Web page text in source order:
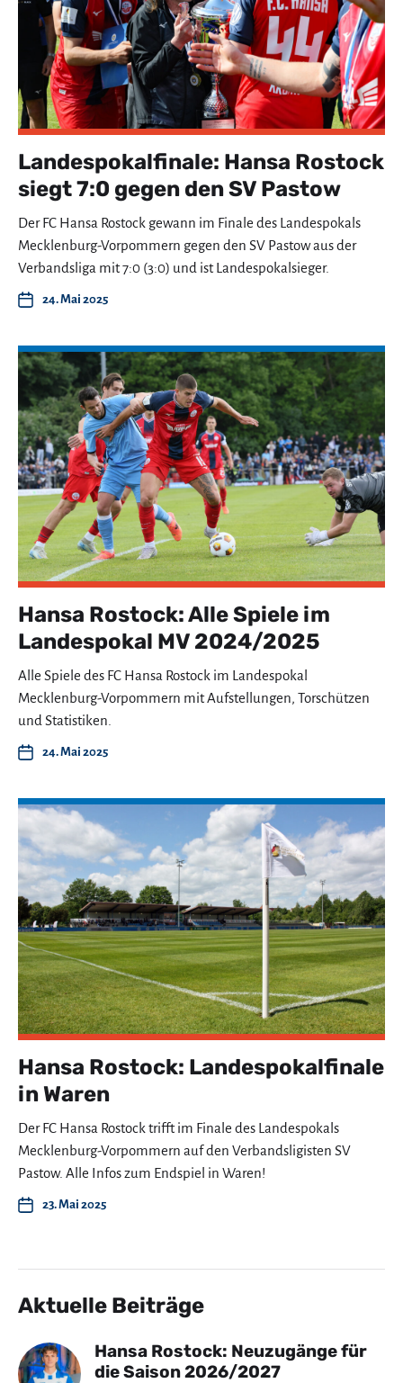
Landespokalfinale: Hansa Rostock
siegt 7:0 gegen den SV Pastow
Der FC Hansa Rostock gewann im Finale des Landespokals
Mecklenburg-Vorpommern gegen den SV Pastow aus der
Verbandsliga mit 7:0 (3:0) und ist Landespokalsieger.
24. Mai 2025
Hansa Rostock: Alle Spiele im
Landespokal MV 2024/2025
Alle Spiele des FC Hansa Rostock im Landespokal
Mecklenburg-Vorpommern mit Aufstellungen, Torschützen
und Statistiken.
24. Mai 2025
Hansa Rostock: Landespokalfinale
in Waren
Der FC Hansa Rostock trifft im Finale des Landespokals
Mecklenburg-Vorpommern auf den Verbandsligisten SV
Pastow. Alle Infos zum Endspiel in Waren!
23. Mai 2025
Aktuelle Beiträge
Hansa Rostock: Neuzugänge für
die Saison 2026/2027